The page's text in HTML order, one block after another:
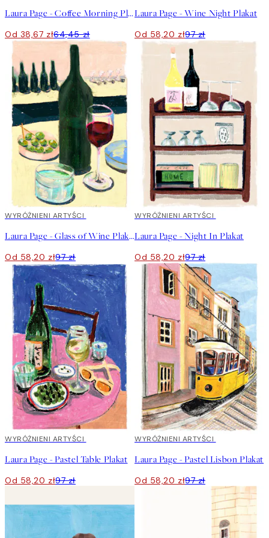
Laura Page - Coffee Morning Plakat
Od 38,67 zł64,45 zł
Laura Page - Wine Night Plakat
Od 58,20 zł97 zł
40%*
WYRÓŻNIENI ARTYŚCI
Laura Page - Glass of Wine Plakat
Od 58,20 zł97 zł
40%*
WYRÓŻNIENI ARTYŚCI
Laura Page - Night In Plakat
Od 58,20 zł97 zł
40%*
WYRÓŻNIENI ARTYŚCI
Laura Page - Pastel Table Plakat
Od 58,20 zł97 zł
40%*
WYRÓŻNIENI ARTYŚCI
Laura Page - Pastel Lisbon Plakat
Od 58,20 zł97 zł